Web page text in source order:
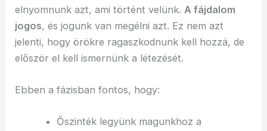
elnyomnunk azt, ami történt velünk. A fájdalom
jogos, és jogunk van megélni azt. Ez nem azt
jelenti, hogy örökre ragaszkodnunk kell hozzá, de
először el kell ismernünk a létezését.
Ebben a fázisban fontos, hogy:
Őszinték legyünk magunkhoz a